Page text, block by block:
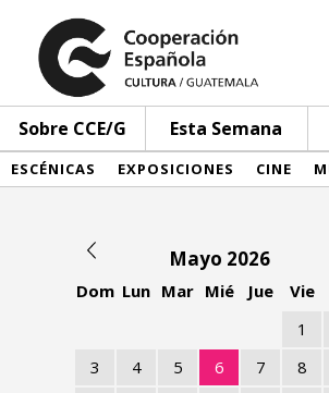
Sobre CCE/G Esta Semana
ESCÉNICAS EXPOSICIONES CINE
Mayo 2026
Dom Lun Mar Mié Jue Vie
1
3
4 5 6 7 8